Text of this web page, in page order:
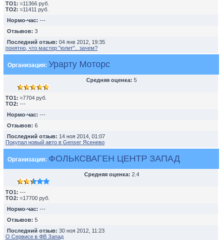
TO1: ≈11366 руб.
TO2: ≈11411 руб.
Нормо-час: ---
Отзывов: 3
Последний отзыв: 04 янв 2012, 19:35
понятно, что мастер "юлит".. зачем?
Организация: Урарту Моторс
Средняя оценка: 5
TO1: ≈7704 руб.
TO2: ---
Нормо-час: ---
Отзывов: 6
Последний отзыв: 14 ноя 2014, 01:07
Покупал новый авто в Genser Ясенево
Организация: ФОЛЬКСВАГЕН ЦЕНТР ЗАПАД
Средняя оценка: 2.4
TO1: ---
TO2: ≈17700 руб.
Нормо-час: ---
Отзывов: 5
Последний отзыв: 30 ноя 2012, 11:23
О Сервисе в ФВ Запад